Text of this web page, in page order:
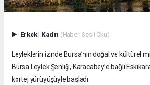
Erkek| Kadın (Haberi Sesli Oku)
Leyleklerin izinde Bursa’nın doğal ve kültürel
Bursa Leylek Şenliği, Karacabey’e bağlı
kortej yürüyüşüyle başladı.